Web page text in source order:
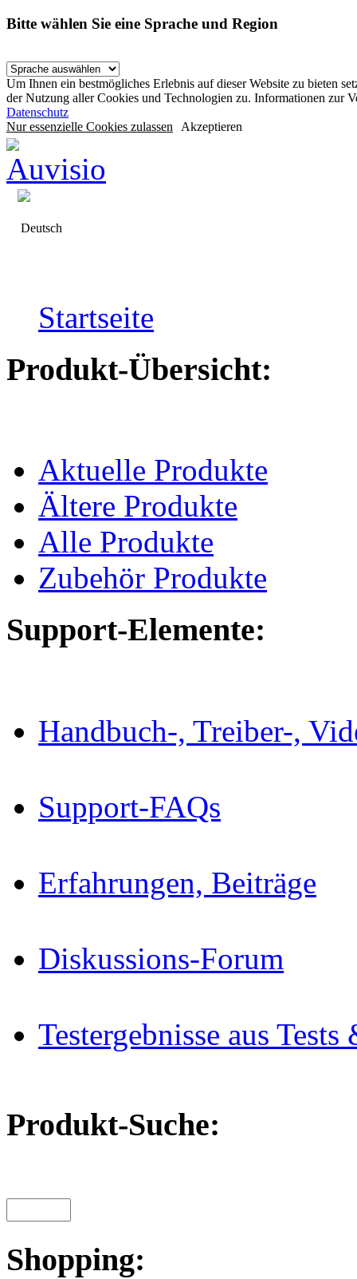
Bitte wählen Sie eine Sprache und Region
Um Ihnen ein bestmögliches Erlebnis auf dieser Website zu bieten
der Nutzung aller Cookies und Technologien zu. Informationen zur
Datenschutz
Nur essenzielle Cookies zulassen Akzeptieren
Deutsch
Startseite
Produkt-Übersicht:
Aktuelle Produkte
Ältere Produkte
Alle Produkte
Zubehör Produkte
Support-Elemente:
Handbuch-, Treiber-,
Support-FAQs
Erfahrungen, Beiträge
Diskussions-Forum
Testergebnisse aus
Produkt-Suche:
Shopping: